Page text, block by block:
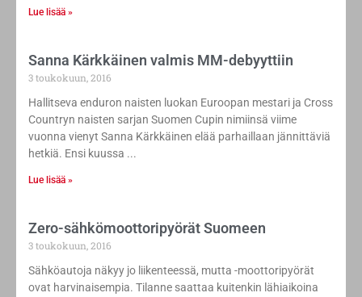
Lue lisää »
Sanna Kärkkäinen valmis MM-debyyttiin
3 toukokuun, 2016
Hallitseva enduron naisten luokan Euroopan mestari ja Cross
Countryn naisten sarjan Suomen Cupin nimiinsä viime
vuonna vienyt Sanna Kärkkäinen elää parhaillaan jännittäviä
hetkiä. Ensi kuussa
Lue lisää »
Zero-sähkömoottoripyörät Suomeen
3 toukokuun, 2016
Sähköautoja näkyy jo liikenteessä, mutta -moottoripyörät
ovat harvinaisempia. Tilanne saattaa kuitenkin lähiaikoina